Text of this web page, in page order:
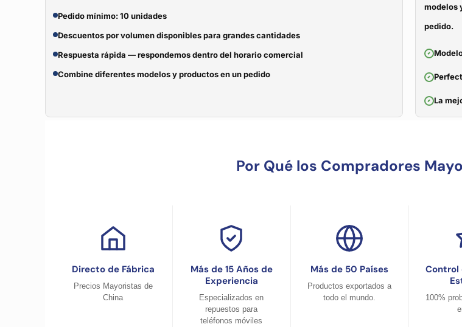
Pedido mínimo: 10 unidades
Descuentos por volumen disponibles para grandes cantidades
Respuesta rápida — respondemos dentro del horario comercial
Combine diferentes modelos y productos en un pedido
modelos
pedido.
La
Por Qué los Compradores
Directo de Fábrica
Precios Mayoristas de
China
Más de 15 Años de
Experiencia
Especializados en
repuestos para
teléfonos móviles
Más de 50 Países
Productos exportados a
todo el mundo.
Control
100%